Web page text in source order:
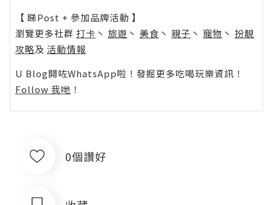
【 睇Post + 參加品牌活動 】
瀏覽更多社群 打卡 丶 旅遊 丶 美食 丶 親子 丶 寵物 丶 扮靚
攻略及 活動情報
U Blog開咗WhatsApp啦！發掘更多吃喝玩樂資訊！
Follow 我哋 ！
0個讚好